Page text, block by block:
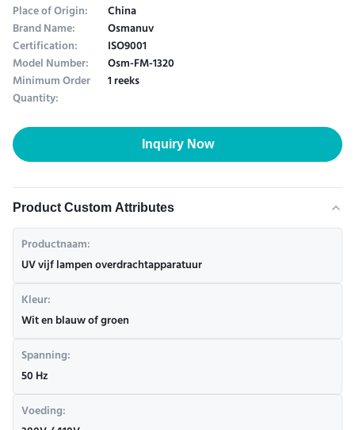
Place of Origin:
China
Brand Name: Osmanuv
Certification: ISO9001
Model Number: Osm-FM-1320
Minimum Order
Quantity:
1 reeks
Inquiry Now
Product Custom Attributes
Productnaam:
UV vijf lampen overdrachtapparatuur
Kleur:
Wit en blauw of groen
Spanning:
50 Hz
Voeding: